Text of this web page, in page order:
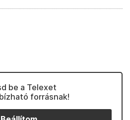
be a Telexet
forrásnak!